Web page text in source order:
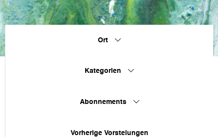
Ort
Kategorien
Abonnements
Vorherige Vorstelungen